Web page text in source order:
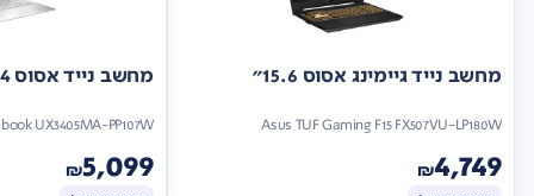
מחשב נייד גיימינג אסוס 15.6"
Asus TUF Gaming F15 FX507VU-LP180W
₪4,749
מחשב נייד אסוס 14"
UX3405MA-PP107W
₪5,099